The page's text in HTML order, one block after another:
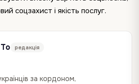
соцзахист і якість послуг.
редакція
за кордоном,